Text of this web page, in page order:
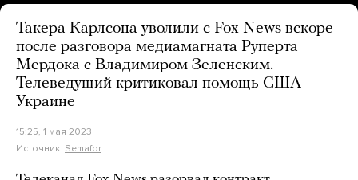
Такера Карлсона уволили с Fox News вскоре
после разговора медиамагната Руперта
Мердока с Владимиром Зеленским.
Телеведущий критиковал помощь США
Украине
15:25, 1 мая 2023
Источник: Semafor